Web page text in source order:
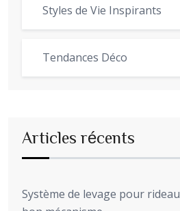
Styles de Vie Inspirants
Tendances Déco
Articles récents
Système de levage pour